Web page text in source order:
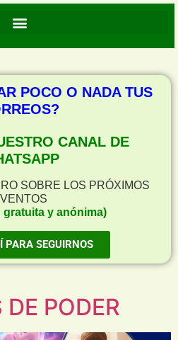
POCO O NADA TUS
CANAL DE
SOBRE LOS PRÓXIMOS
y anónima)
PARA SEGUIRNOS
PODER